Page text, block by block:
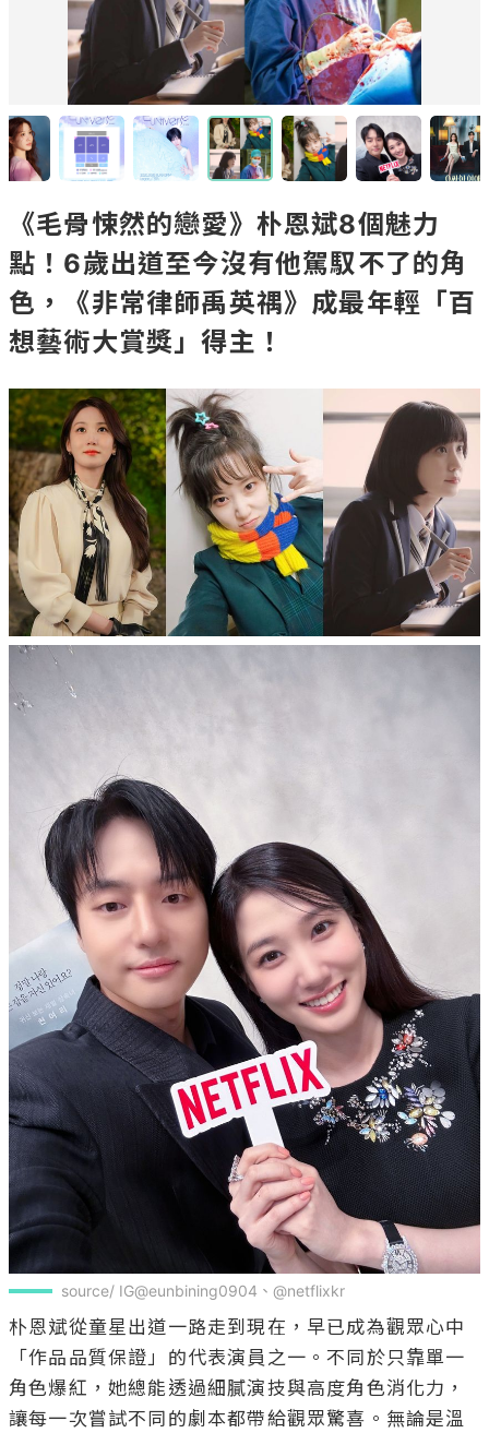
《毛骨悚然的戀愛》朴恩斌8個魅力
點！6歲出道至今沒有他駕馭不了的角
色，《非常律師禹英禑》成最年輕「百
想藝術大賞獎」得主！
source/ IG@eunbining0904、@netflixkr
朴恩斌從童星出道一路走到現在，早已成為觀眾心中
「作品品質保證」的代表演員之一。不同於只靠單一
角色爆紅，她總能透過細膩演技與高度角色消化力，
讓每一次嘗試不同的劇本都帶給觀眾驚喜。無論是溫